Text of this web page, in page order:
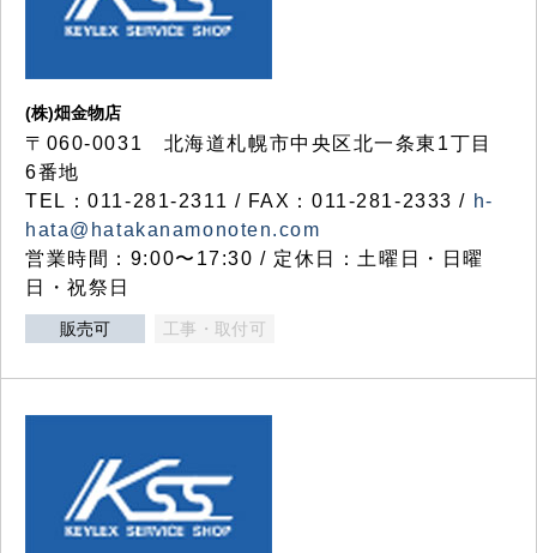
(株)畑金物店
〒060-0031 北海道札幌市中央区北一条東1丁目
6番地
TEL：011-281-2311 / FAX：011-281-2333 / h-
hata@hatakanamonoten.com
営業時間：9:00〜17:30 / 定休日：土曜日・日曜
日・祝祭日
販売可 工事・取付可